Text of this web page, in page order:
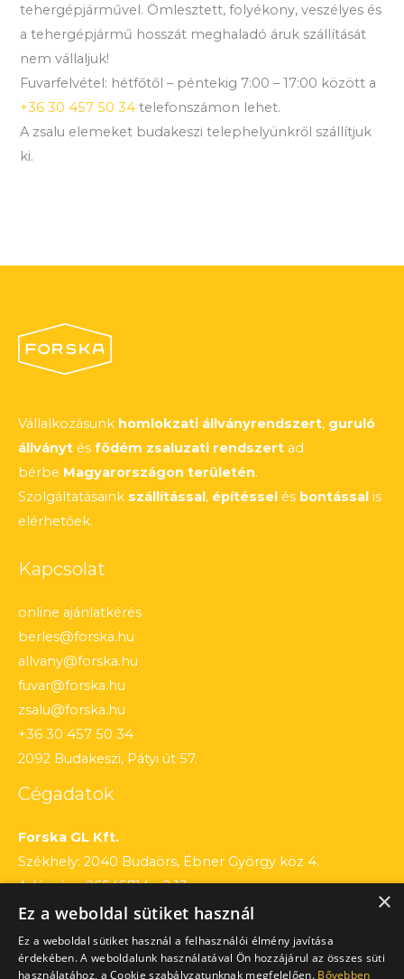
tehergépjárművel. Ömlesztett, folyékony, veszélyes és
a tehergépjármű hosszát meghaladó áruk szállítását
nem vállaljuk!
Fuvarfelvétel: hétfőtől – péntekig 7:00 – 17:00 között a
+36 30 457 50 34 telefonszámon lehet.
A zsalu elemeket budakeszi telephelyünkről szállítjuk
ki.
Vállalkozásunk homlokzati állványrendszert, guruló
állványt és födém zsaluzati rendszert ad
bérbe Magyarországon területén.
Szolgáltatásaink szállítással, építéssel és bontással is
elérhetőek.
Kapcsolat
online ajánlatkérés
berles@forska.hu
allvany@forska.hu
fuvar@forska.hu
zsalu@forska.hu
+36 30 457 50 34
2092 Budakeszi, Pátyi út 57.
Cégadatok
Forska GL Kft.
Székhely: 2040 Budaörs, Ébner György köz 4.
Adószám: 26545714 – 2 13
Cégjegyzékszám: 13 – 09 – 195803
Számlaszám: 12010154 – 01660751 – 00100001
×
Ez a weboldal sütiket használ
Ez a weboldal sütiket használ a felhasználói élmény javítása
érdekében. A weboldalunk használatával Ön hozzájárul az összes süti
használatához, a Cookie szabályzatunknak megfelelően. Bővebben